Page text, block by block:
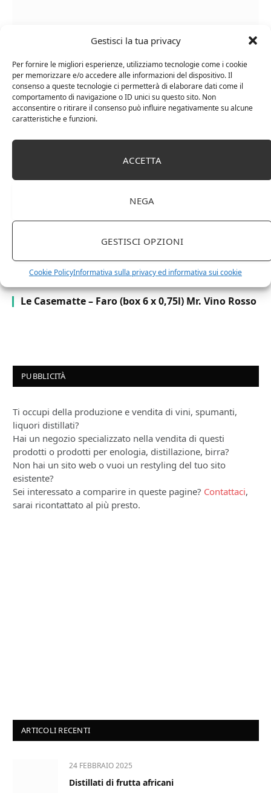
Gestisci la tua privacy
Per fornire le migliori esperienze, utilizziamo tecnologie come i cookie
per memorizzare e/o accedere alle informazioni del dispositivo. Il
consenso a queste tecnologie ci permetterà di elaborare dati come il
comportamento di navigazione o ID unici su questo sito. Non
acconsentire o ritirare il consenso può influire negativamente su alcune
caratteristiche e funzioni.
ACCETTA
NEGA
GESTISCI OPZIONI
Cookie PolicyInformativa sulla privacy ed informativa sui cookie
Chanson Pere & Fils – Chassagne Montrachet
Le Casematte – Faro (box 6 x 0,75l) Mr. Vino Rosso
PUBBLICITÀ
Ti occupi della produzione e vendita di vini, spumanti,
liquori distillati?
Hai un negozio specializzato nella vendita di questi
prodotti o prodotti per enologia, distillazione, birra?
Non hai un sito web o vuoi un restyling del tuo sito
esistente?
Sei interessato a comparire in queste pagine? Contattaci,
sarai ricontattato al più presto.
ARTICOLI RECENTI
24 FEBBRAIO 2025
Distillati di frutta africani